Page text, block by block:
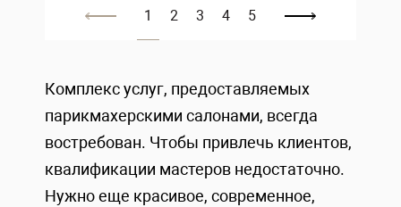
1 2 3 4 5
Комплекс услуг, предоставляемых
парикмахерскими салонами, всегда
востребован. Чтобы привлечь клиентов,
квалификации мастеров недостаточно.
Нужно еще красивое, современное,